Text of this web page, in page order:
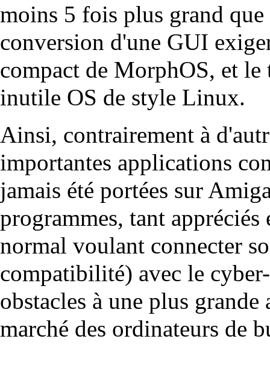
moins 5 fois plus grand
conversion d'une GUI
compact de MorphOS, et
inutile OS de style Linux.
Ainsi, contrairement à
importantes applications
jamais été portées sur
programmes, tant
normal voulant connecter
compatibilité) avec le
obstacles à une plus
marché des ordinateurs de